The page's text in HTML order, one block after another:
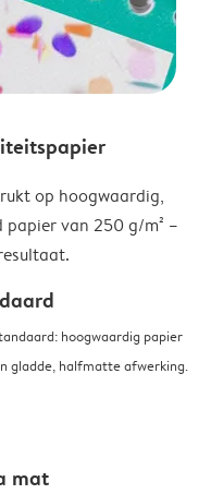
op hoogwaardig,
papier van 250 g/m² –
hoogwaardig papier
gladde, halfmatte afwerking.
mat